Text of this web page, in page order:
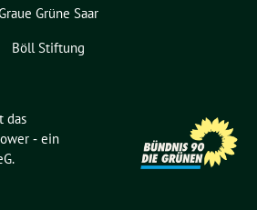
Grüne Saar
Böll Stiftung
das
‐ ein
.